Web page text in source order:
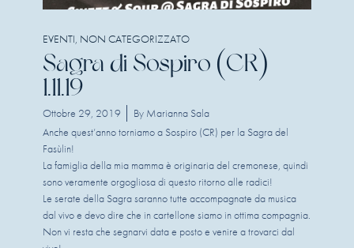
EVENTI, NON CATEGORIZZATO
Sagra di Sospiro (CR)
1.11.19
Ottobre 29, 2019 ByMarianna Sala
Anche quest’anno torniamo a Sospiro (CR) per la Sagra del
Fasùlin!
La famiglia della mia mamma è originaria del cremonese, quindi
sono veramente orgogliosa di questo ritorno alle radici!
Le serate della Sagra saranno tutte accompagnate da musica
dal vivo e devo dire che in cartellone siamo in ottima compagnia.
Non vi resta che segnarvi data e posto e venire a trovarci dal